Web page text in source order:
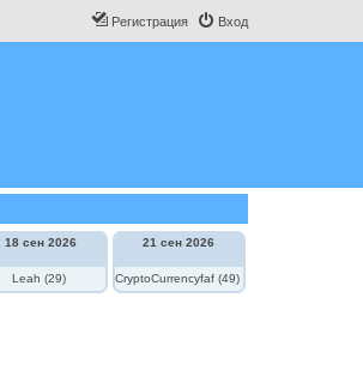
Вход
Регистрация
18 сен 2026
Leah (29)
21 сен 2026
CryptoCurrencyfaf (49)